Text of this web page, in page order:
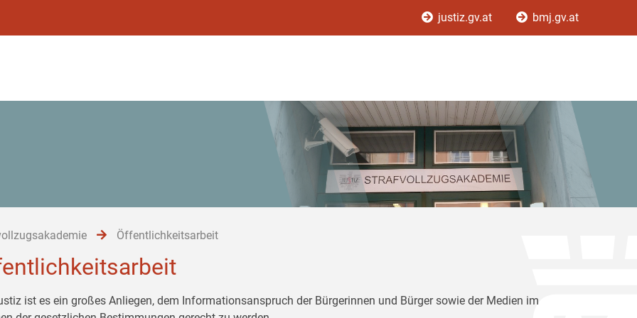
justiz.gv.at bmj.gv.at
Öffentlichkeitsarbeit
ist es ein großes Anliegen, dem Informationsanspruch der Bürgerinnen und Bürger sowie der Medien im